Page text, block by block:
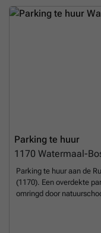
Parking te huur
1170 Watermaal-
Parking te huur aan de
(1170). Een overdekte
omringd door
met verschillende
Bovendien ligt het